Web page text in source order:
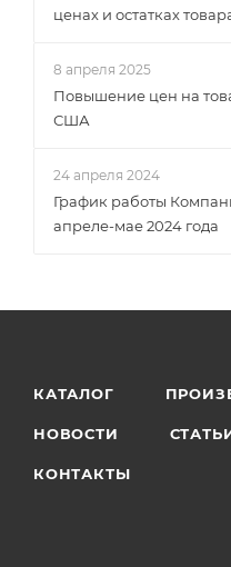
ценах и остатках
8 апреля 2025
Повышение цен на
США
24 апреля 2024
График работы
апреле-мае 2024 года
КАТАЛОГ
НОВОСТИ
КОНТАКТЫ